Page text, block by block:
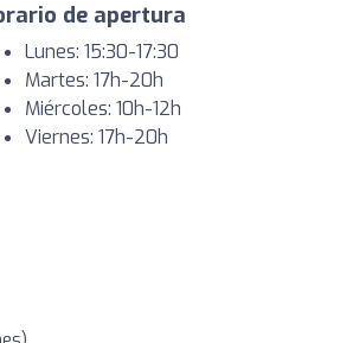
de apertura
Lunes: 15:30-17:30
Martes: 17h-20h
Miércoles: 10h-12h
Viernes: 17h-20h